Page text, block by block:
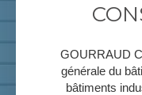
GOURRAUD
générale du
bâtiments